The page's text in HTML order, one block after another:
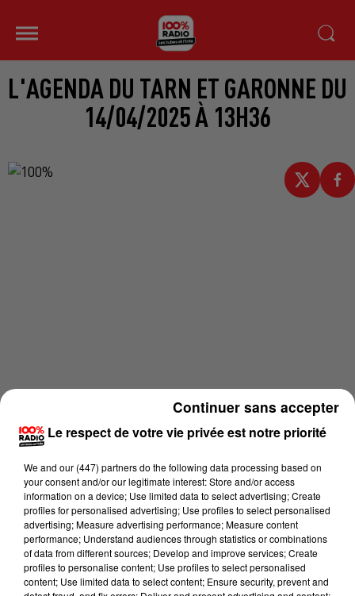
L'AGENDA DU TARN ET GARONNE DU
14/04/2025 À 13H36
Le respect de votre vie privée est notre priorité
We and our (447) partnersdo the following data processing based on
your consent and/or our legitimate interest: Store and/or access
information on a device; Use limited data to select advertising; Create
profiles for personalised advertising; Use profiles to select personalised
advertising; Measure advertising performance; Measure content
performance; Understand audiences through statistics or combinations
of data from different sources; Develop and improve services; Create
profiles to personalise content; Use profiles to select personalised
content; Use limited data to select content; Ensure security, prevent and
Continuer sans accepter